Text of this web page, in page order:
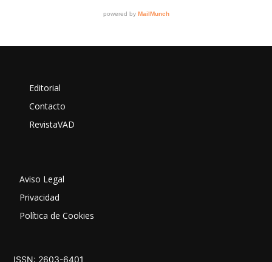
Editorial
Contacto
RevistaVAD
Aviso Legal
Privacidad
Política de Cookies
ISSN: 2603-6401